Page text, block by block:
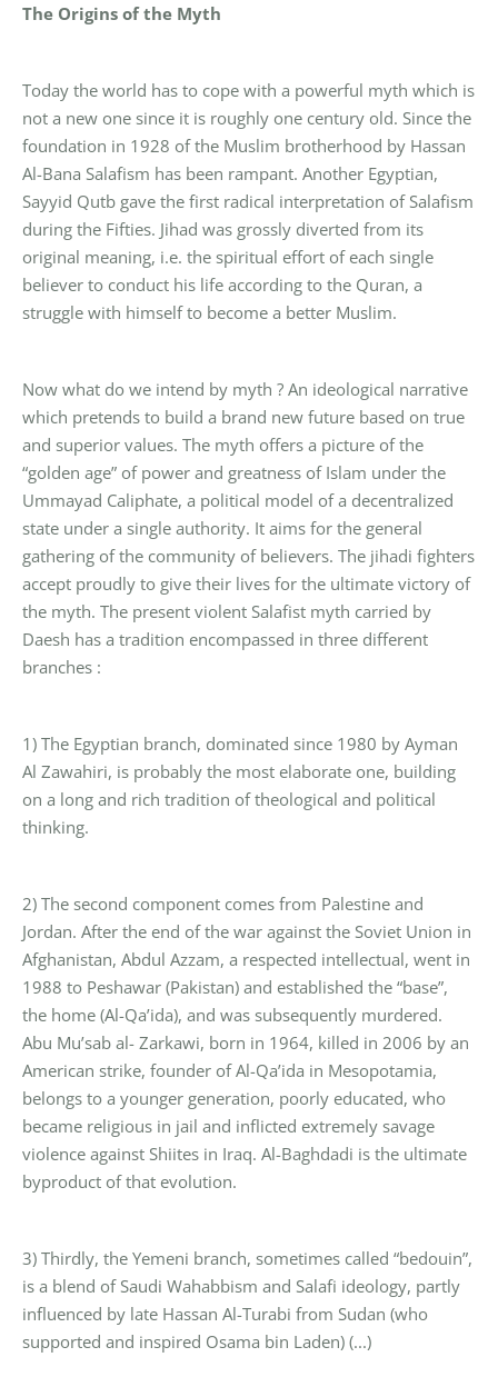
The Origins of the Myth
Today the world has to cope with a powerful myth which is
not a new one since it is roughly one century old. Since the
foundation in 1928 of the Muslim brotherhood by Hassan
Al-Bana Salafism has been rampant. Another Egyptian,
Sayyid Qutb gave the first radical interpretation of Salafism
during the Fifties. Jihad was grossly diverted from its
original meaning, i.e. the spiritual effort of each single
believer to conduct his life according to the Quran, a
struggle with himself to become a better Muslim.
Now what do we intend by myth ? An ideological narrative
which pretends to build a brand new future based on true
and superior values. The myth offers a picture of the
“golden age” of power and greatness of Islam under the
Ummayad Caliphate, a political model of a decentralized
state under a single authority. It aims for the general
gathering of the community of believers. The jihadi fighters
accept proudly to give their lives for the ultimate victory of
the myth. The present violent Salafist myth carried by
Daesh has a tradition encompassed in three different
branches :
1) The Egyptian branch, dominated since 1980 by Ayman
Al Zawahiri, is probably the most elaborate one, building
on a long and rich tradition of theological and political
thinking.
2) The second component comes from Palestine and
Jordan. After the end of the war against the Soviet Union in
Afghanistan, Abdul Azzam, a respected intellectual, went in
1988 to Peshawar (Pakistan) and established the “base”,
the home (Al-Qa’ida), and was subsequently murdered.
Abu Mu’sab al- Zarkawi, born in 1964, killed in 2006 by an
American strike, founder of Al-Qa’ida in Mesopotamia,
belongs to a younger generation, poorly educated, who
became religious in jail and inflicted extremely savage
violence against Shiites in Iraq. Al-Baghdadi is the ultimate
byproduct of that evolution.
3) Thirdly, the Yemeni branch, sometimes called “bedouin”,
is a blend of Saudi Wahabbism and Salafi ideology, partly
influenced by late Hassan Al-Turabi from Sudan (who
supported and inspired Osama bin Laden) (...)